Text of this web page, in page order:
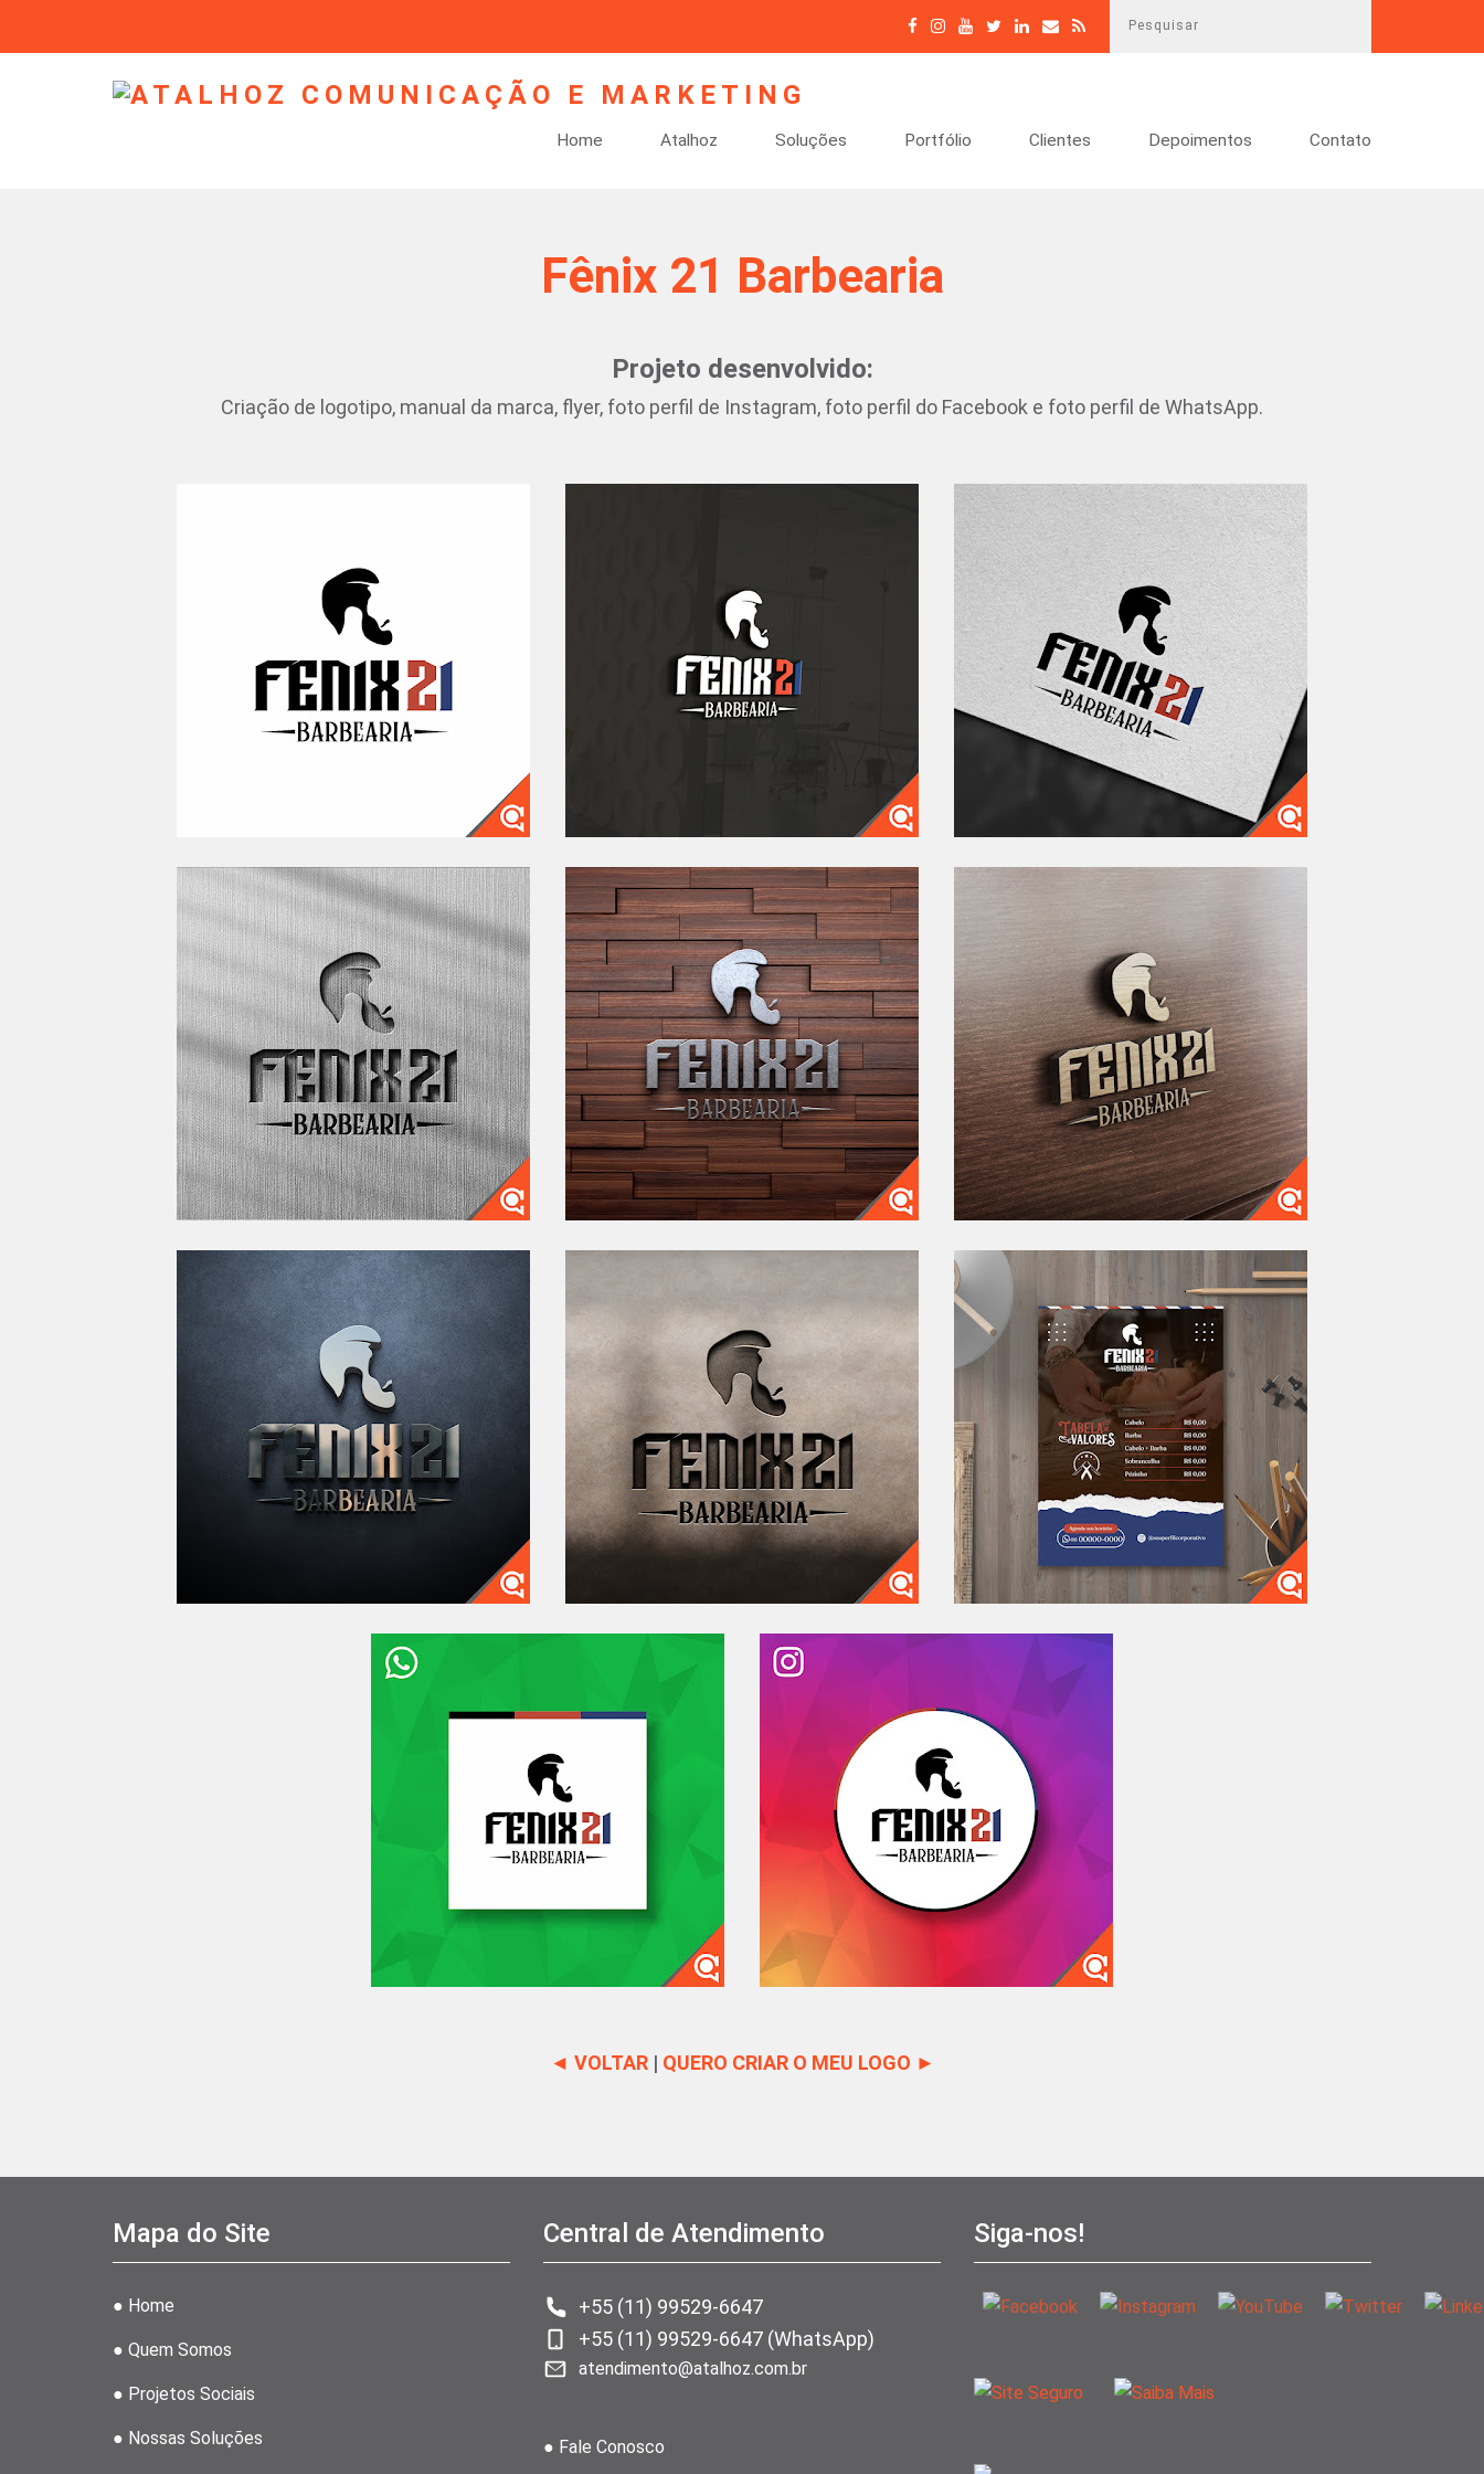
Home Atalhoz Soluções Portfólio Clientes Depoimentos Contato
Fênix 21 Barbearia
Projeto desenvolvido:
Criação de logotipo, manual da marca, flyer, foto perfil de Instagram, foto perfil do Facebook e foto perfil de WhatsApp.
◄ VOLTAR| QUERO CRIAR O MEU LOGO ►
Mapa do Site
● Home
● Quem Somos
● Projetos Sociais
● Nossas Soluções
Central de Atendimento
+55 (11) 99529-6647
+55 (11) 99529-6647 (WhatsApp)
atendimento@atalhoz.com.br
● Fale Conosco
Siga-nos!